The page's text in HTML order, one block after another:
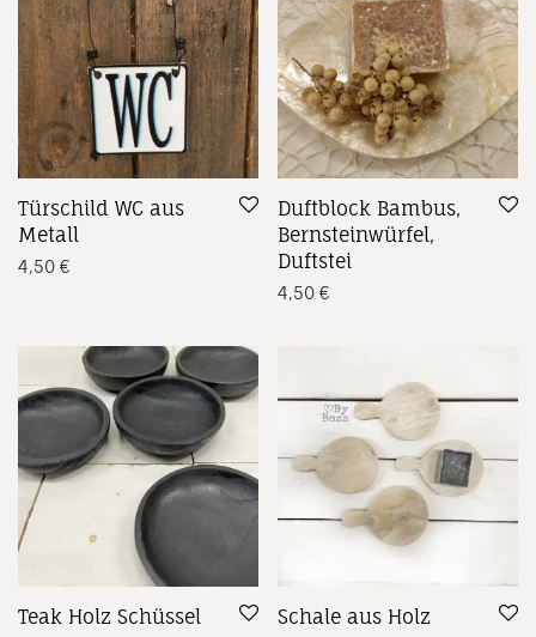
Türschild WC aus
Metall
4,50 €
Duftblock Bambus,
Bernsteinwürfel,
Duftstei
4,50 €
Teak Holz Schüssel Schale aus Holz